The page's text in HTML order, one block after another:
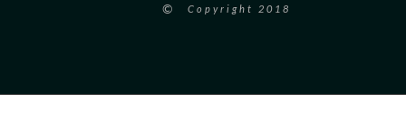
© Copyright 2018